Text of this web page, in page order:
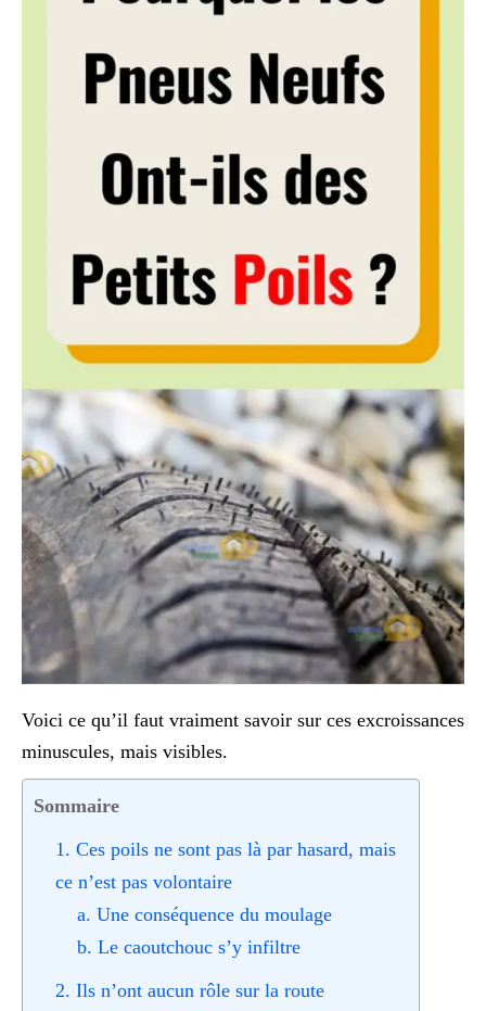
Voici ce qu’il faut vraiment savoir sur ces excroissances
minuscules, mais visibles.
Sommaire
1. Ces poils ne sont pas là par hasard, mais
ce n’est pas volontaire
a. Une conséquence du moulage
b. Le caoutchouc s’y infiltre
2. Ils n’ont aucun rôle sur la route